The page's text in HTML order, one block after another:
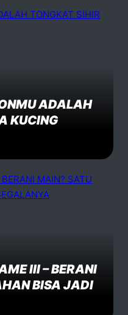
ADALAH
KUCING
III – BERANI
BISA JADI